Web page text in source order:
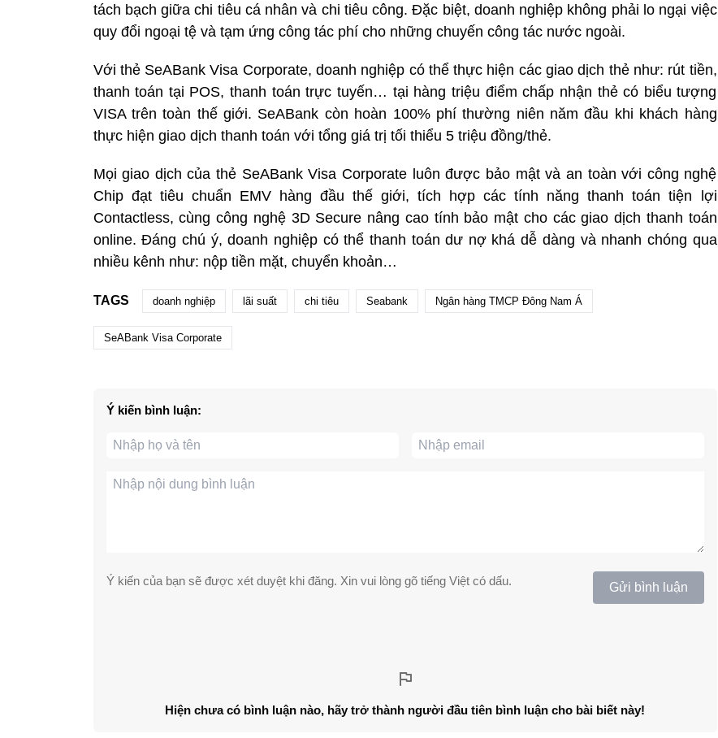
tách bạch giữa chi tiêu cá nhân và chi tiêu công. Đặc biệt, doanh nghiệp không phải lo ngại việc
quy đổi ngoại tệ và tạm ứng công tác phí cho những chuyến công tác nước ngoài.
Với thẻ SeABank Visa Corporate, doanh nghiệp có thể thực hiện các giao dịch thẻ như: rút tiền,
thanh toán tại POS, thanh toán trực tuyến… tại hàng triệu điểm chấp nhận thẻ có biểu tượng
VISA trên toàn thế giới. SeABank còn hoàn 100% phí thường niên năm đầu khi khách hàng
thực hiện giao dịch thanh toán với tổng giá trị tối thiểu 5 triệu đồng/thẻ.
Mọi giao dịch của thẻ SeABank Visa Corporate luôn được bảo mật và an toàn với công nghệ
Chip đạt tiêu chuẩn EMV hàng đầu thế giới, tích hợp các tính năng thanh toán tiện lợi
Contactless, cùng công nghệ 3D Secure nâng cao tính bảo mật cho các giao dịch thanh toán
online. Đáng chú ý, doanh nghiệp có thể thanh toán dư nợ khá dễ dàng và nhanh chóng qua
nhiều kênh như: nộp tiền mặt, chuyển khoản…
TAGS doanh nghiệp lãi suất chi tiêu Seabank Ngân hàng TMCP Đông Nam Á
SeABank Visa Corporate
Ý kiến bình luận:
Ý kiến của bạn sẽ được xét duyệt khi đăng. Xin vui lòng gõ tiếng Việt có dấu. Gửi bình luận
Hiện chưa có bình luận nào, hãy trở thành người đầu tiên bình luận cho bài biết này!